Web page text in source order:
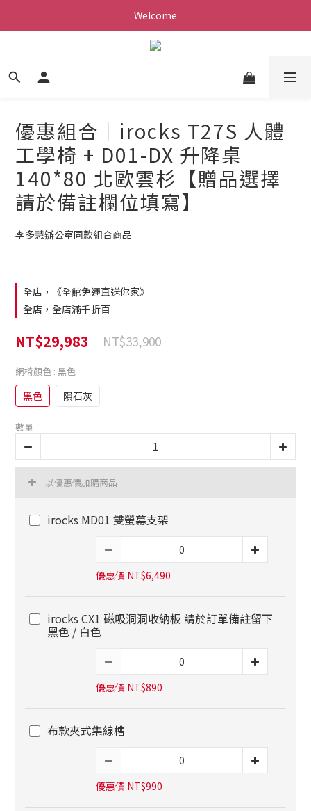
Welcome
優惠組合｜irocks T27S 人體
工學椅 + D01-DX 升降桌
140*80 北歐雲杉【贈品選擇
請於備註欄位填寫】
李多慧辦公室同款組合商品
全店，《全館免運直送你家》
全店，全店滿千折百
NT$29,983 NT$33,900
網椅顏色 : 黑色
黑色 隕石灰
數量
以優惠價加購商品
irocks MD01 雙螢幕支架
優惠價 NT$6,490
irocks CX1 磁吸洞洞收納板 請於訂單備註留下
黑色 / 白色
優惠價 NT$890
布款夾式集線槽
優惠價 NT$990